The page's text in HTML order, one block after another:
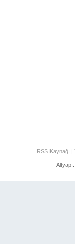
RSS Kaynağı |